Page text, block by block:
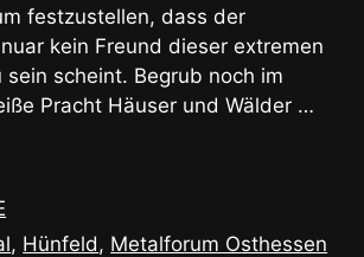
festzustellen, dass der
kein Freund dieser extremen
sein scheint. Begrub noch im
Pracht Häuser und Wälder …
, Hünfeld, Metalforum Osthessen